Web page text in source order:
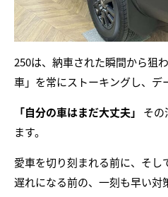
250は、納車された瞬間から狙
車」を常にストーキングし、デ
「自分の車はまだ大丈夫」
その
ます。
愛車を切り刻まれる前に、そ
遅れになる前の、一刻も早い対